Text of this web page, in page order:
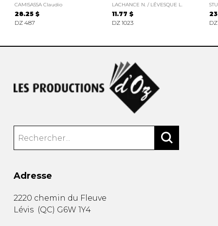
CAMISASSA Claudio
28.25 $
DZ 487
LACHANCE N. / LÉVESQUE L.
11.77 $
DZ 1023
DZ
Adresse
2220 chemin du Fleuve
Lévis (QC) G6W 1Y4